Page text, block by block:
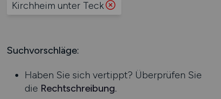
Grundnahrungsmittel
Kaffee / Tee
Konstruktion
Berufseinstieg / Trainee
Ausbildung / Studium
Praktikum
Bremen
Mecklenburg-Vorpommern
Nordrhein-Westfalen
Rheinland-Pfalz
Kirchheim unter Teck
Suchvorschläge:
Haben Sie sich vertippt? Überprüfen Sie
die Rechtschreibung.